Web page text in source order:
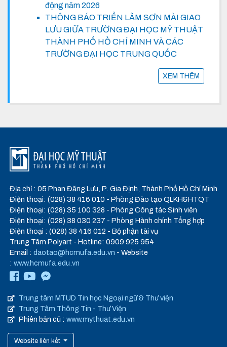
động năm 2026
THÔNG BÁO TRIỂN LÃM SƠN MÀI GIAO
LƯU GIỮA TRƯỜNG ĐẠI HỌC MỸ THUẬT
THÀNH PHỐ HỒ CHÍ MINH VÀ CÁC
TRƯỜNG ĐẠI HỌC TRUNG QUỐC
XEM THÊM
Địa chỉ : 05 Phan Đăng Lưu, P. Gia Định, Thành Phố Hồ Chí Minh
Điện thoại: (028) 38 416 010 - Phòng Đào tạo QLKH&HTQT
Điện thoại: (028) 35 100 328 - Phòng Công tác Sinh viên
Điện thoại: (028) 38 030 237 - Phòng Hành chính Tổng hợp
Điện thoại : (028) 38 416 012 - Bộ phận tài vụ
Trung Tâm Polyart - Hotline: 0909 925 954
Email : daotao@hcmufa.edu.vn - Website
: www.hcmufa.edu.vn
Trung tâm MTUD Tin học Ngoại ngữ & Thư viện
Trung Tâm Thông Tin - Thư Viện
Phiên bản cũ : www.mythuat.edu.vn
Website liên kết